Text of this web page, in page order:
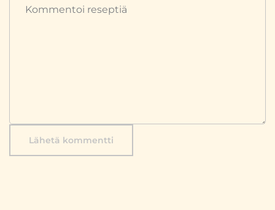
Lähetä kommentti